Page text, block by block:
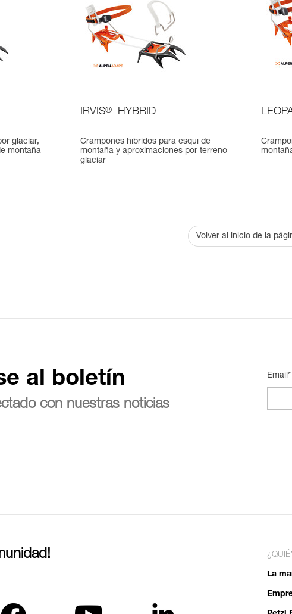
glaciar,
montaña
IRVIS® HYBRID
Crampones híbridos para esquí de
montaña y aproximaciones por terreno
glaciar
Volver al inicio de la
al boletín
con nuestras noticias
Email*
La